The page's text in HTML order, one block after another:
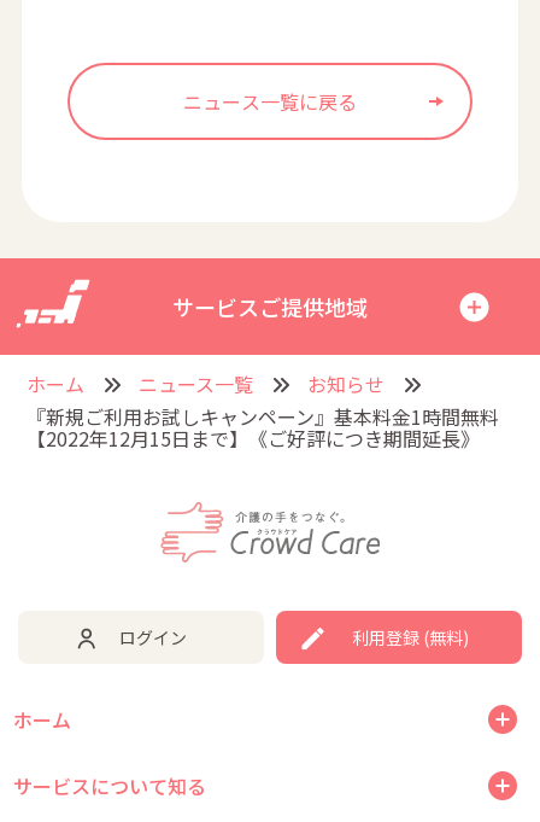
ニュース一覧に戻る
サービスご提供地域
ホーム ニュース一覧
お知らせ
『新規ご利用お試しキャンペーン』基本料金1時間無料
【2022年12月15日まで】《ご好評につき期間延長》
ログイン 利用登録 (無料)
ホーム
サービスについて知る